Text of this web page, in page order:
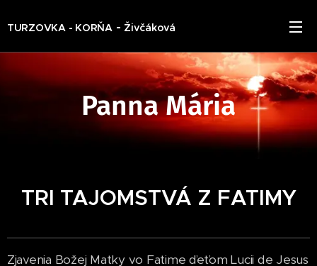
TURZOVKA - KORŇA - Živčáková
Panna Mária
TRI TAJOMSTVÁ Z FATIMY
Zjavenia Božej Matky vo Fatime ďeťom Lucii de Jesus